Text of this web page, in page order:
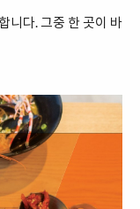
니다. 그중 한 곳이 바